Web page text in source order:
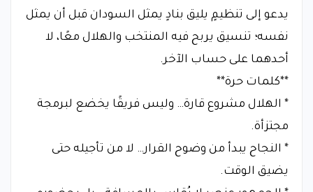
يدعو إلى تنظيمٍ يليق بنادٍ يمثل السودان قبل أن يمثل
نفسه؛ تنسيق يربح فيه المنتخب والهلال معًا، لا
أحدهما على حساب الآخر.
**كلمات حرة**
* الهلال مشروع قارة… وليس فريقًا يخضع لبرمجة
مجتزأة.
* النجاح يبدأ من وضوح القرار… لا من تأجيله حتى
يضيق الوقت.